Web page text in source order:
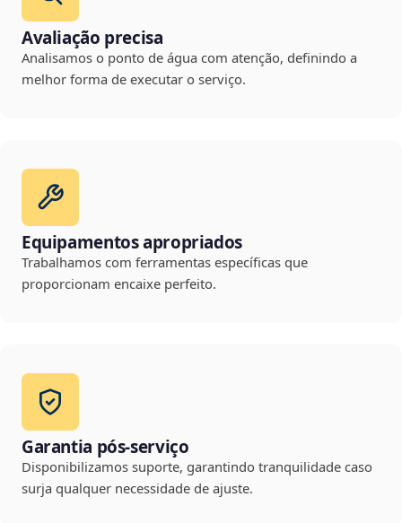
Avaliação precisa
Analisamos o ponto de água com atenção, definindo a
melhor forma de executar o serviço.
Equipamentos apropriados
Trabalhamos com ferramentas específicas que
proporcionam encaixe perfeito.
Garantia pós-serviço
Disponibilizamos suporte, garantindo tranquilidade caso
surja qualquer necessidade de ajuste.